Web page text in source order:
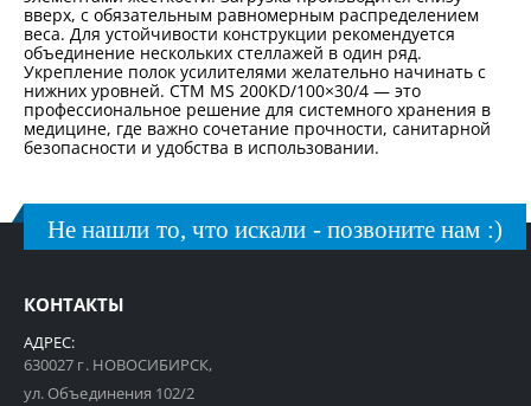
вверх, с обязательным равномерным распределением
веса. Для устойчивости конструкции рекомендуется
объединение нескольких стеллажей в один ряд.
Укрепление полок усилителями желательно начинать с
нижних уровней. СТМ MS 200KD/100×30/4 — это
профессиональное решение для системного хранения в
медицине, где важно сочетание прочности, санитарной
безопасности и удобства в использовании.
Не нашли то, что искали - позвоните нам :)
КОНТАКТЫ
АДРЕС:
630027 г. НОВОСИБИРСК,
ул. Объединения 102/2